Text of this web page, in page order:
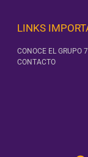
LINKS
CONOCE EL GRUPO
CONTACTO